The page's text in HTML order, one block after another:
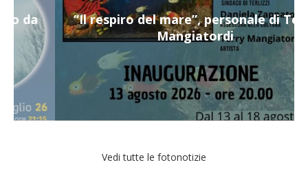
“Il respiro del mare”, personale di Terry
Mangiatordi
Vedi tutte le fotonotizie